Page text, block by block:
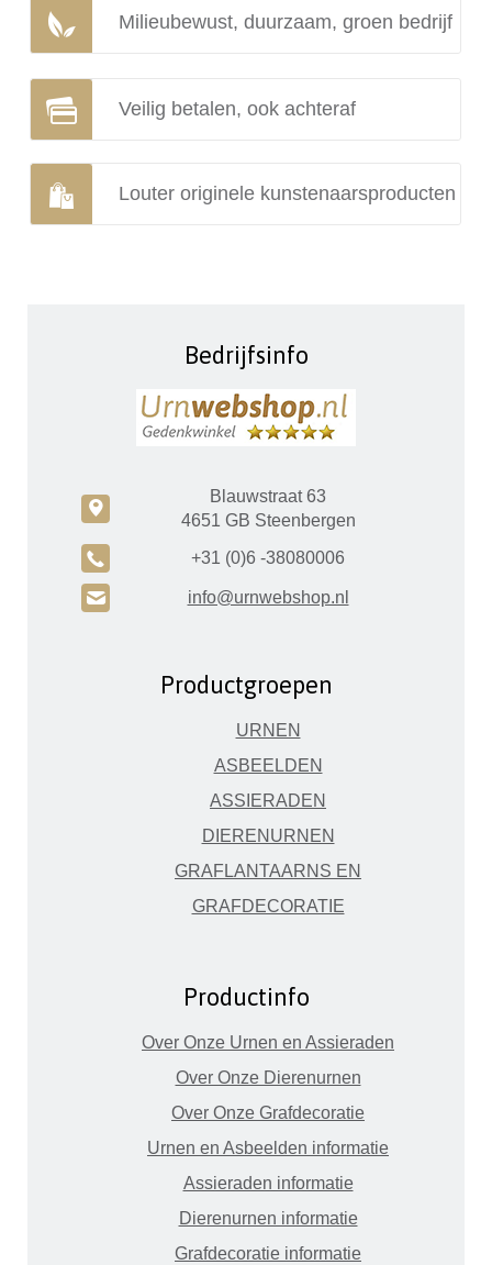
Milieubewust, duurzaam, groen bedrijf
Veilig betalen, ook achteraf
Louter originele kunstenaarsproducten
Bedrijfsinfo
c
Blauwstraat 63
4651 GB Steenbergen
A +31 (0)6 -38080006
H info@urnwebshop.nl
Productgroepen
URNEN
ASBEELDEN
ASSIERADEN
DIERENURNEN
GRAFLANTAARNS EN
GRAFDECORATIE
Productinfo
Over Onze Urnen en Assieraden
Over Onze Dierenurnen
Over Onze Grafdecoratie
Urnen en Asbeelden informatie
Assieraden informatie
Dierenurnen informatie
Grafdecoratie informatie